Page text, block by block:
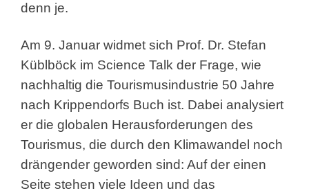
denn je.
Am 9. Januar widmet sich Prof. Dr. Stefan
Küblböck im Science Talk der Frage, wie
nachhaltig die Tourismusindustrie 50 Jahre
nach Krippendorfs Buch ist. Dabei analysiert
er die globalen Herausforderungen des
Tourismus, die durch den Klimawandel noch
drängender geworden sind: Auf der einen
Seite stehen viele Ideen und das